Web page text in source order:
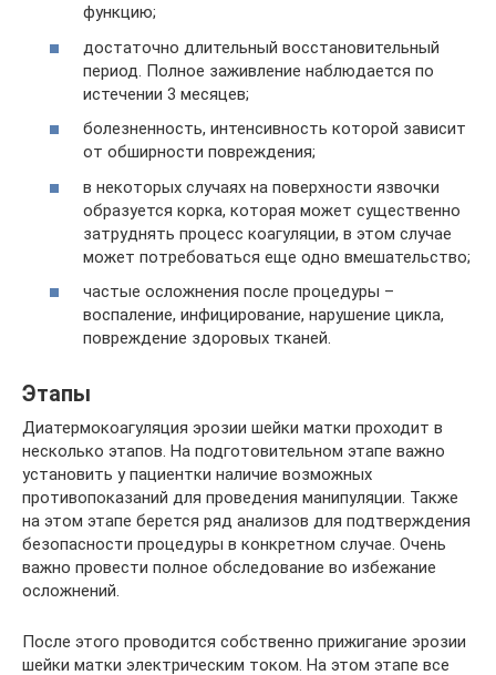
функцию;
достаточно длительный восстановительный
период. Полное заживление наблюдается по
истечении 3 месяцев;
болезненность, интенсивность которой зависит
от обширности повреждения;
в некоторых случаях на поверхности язвочки
образуется корка, которая может существенно
затруднять процесс коагуляции, в этом случае
может потребоваться еще одно вмешательство;
частые осложнения после процедуры –
воспаление, инфицирование, нарушение цикла,
повреждение здоровых тканей.
Этапы
Диатермокоагуляция эрозии шейки матки проходит в
несколько этапов. На подготовительном этапе важно
установить у пациентки наличие возможных
противопоказаний для проведения манипуляции. Также
на этом этапе берется ряд анализов для подтверждения
безопасности процедуры в конкретном случае. Очень
важно провести полное обследование во избежание
осложнений.
После этого проводится собственно прижигание эрозии
шейки матки электрическим током. На этом этапе все